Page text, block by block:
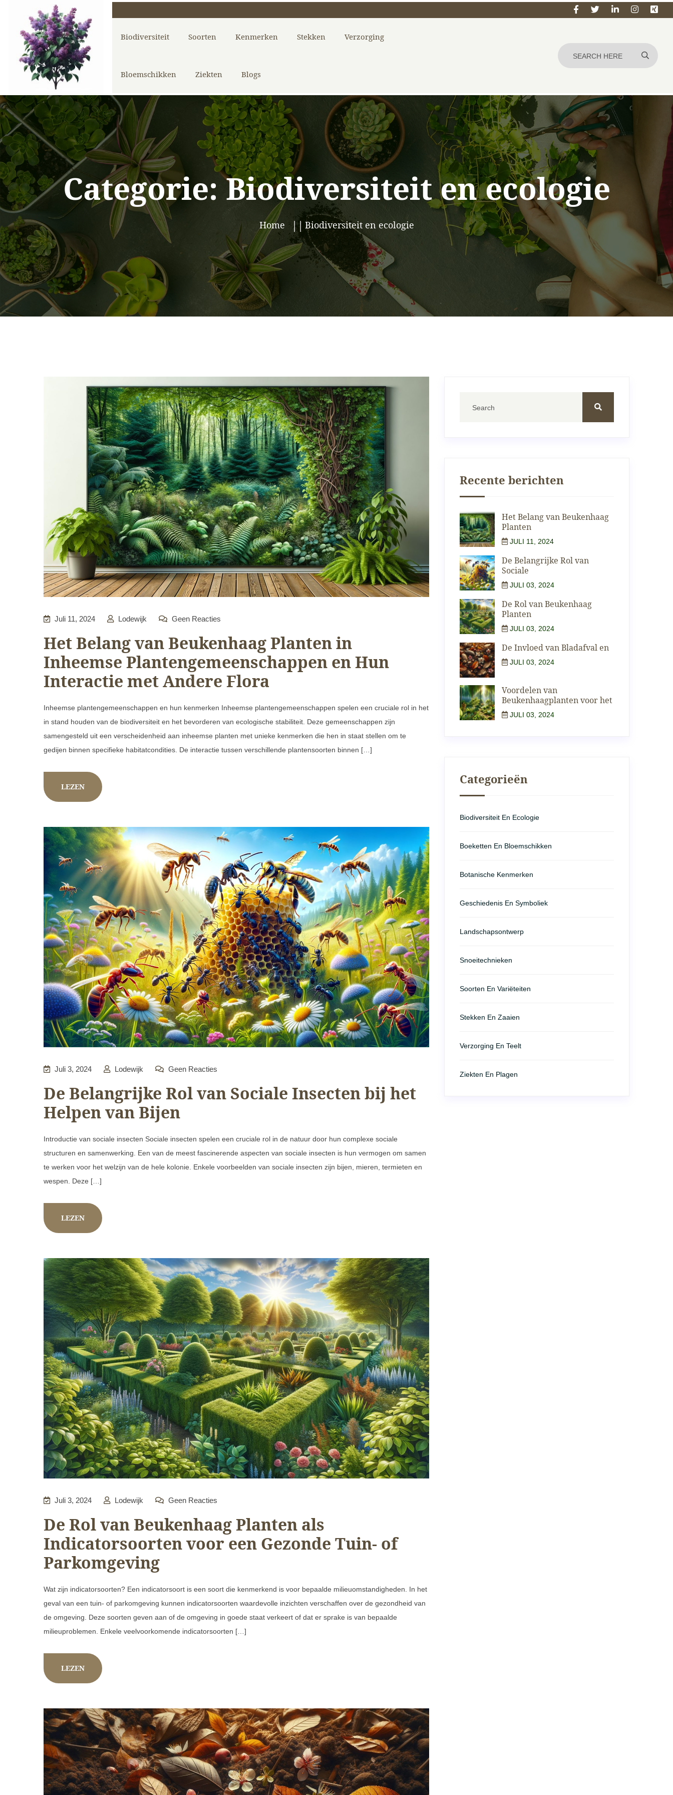
Biodiversiteit Soorten Kenmerken Stekken Verzorging
Bloemschikken Ziekten Blogs
Categorie:Biodiversiteit en ecologie
Home Biodiversiteit en ecologie
Juli 11, 2024 Lodewijk Geen Reacties
Het Belang van Beukenhaag Planten in
Inheemse Plantengemeenschappen en Hun
Interactie met Andere Flora
Inheemse plantengemeenschappen en hun kenmerken Inheemse plantengemeenschappen spelen een cruciale rol in het
in stand houden van de biodiversiteit en het bevorderen van ecologische stabiliteit. Deze gemeenschappen zijn
samengesteld uit een verscheidenheid aan inheemse planten met unieke kenmerken die hen in staat stellen om te
gedijen binnen specifieke habitatcondities. De interactie tussen verschillende plantensoorten binnen […]
LEZEN
Juli 3, 2024 Lodewijk Geen Reacties
De Belangrijke Rol van Sociale Insecten bij het
Helpen van Bijen
Introductie van sociale insecten Sociale insecten spelen een cruciale rol in de natuur door hun complexe sociale
structuren en samenwerking. Een van de meest fascinerende aspecten van sociale insecten is hun vermogen om samen
te werken voor het welzijn van de hele kolonie. Enkele voorbeelden van sociale insecten zijn bijen, mieren, termieten en
wespen. Deze […]
LEZEN
Juli 3, 2024 Lodewijk Geen Reacties
De Rol van Beukenhaag Planten als
Indicatorsoorten voor een Gezonde Tuin- of
Parkomgeving
Wat zijn indicatorsoorten? Een indicatorsoort is een soort die kenmerkend is voor bepaalde milieuomstandigheden. In het
geval van een tuin- of parkomgeving kunnen indicatorsoorten waardevolle inzichten verschaffen over de gezondheid van
de omgeving. Deze soorten geven aan of de omgeving in goede staat verkeert of dat er sprake is van bepaalde
milieuproblemen. Enkele veelvoorkomende indicatorsoorten […]
LEZEN
Recente berichten
Het Belang van Beukenhaag
Planten
JULI 11, 2024
De Belangrijke Rol van
Sociale
JULI 03, 2024
De Rol van Beukenhaag
Planten
JULI 03, 2024
De Invloed van Bladafval en
JULI 03, 2024
Voordelen van
Beukenhaagplanten voor het
JULI 03, 2024
Categorieën
Biodiversiteit En Ecologie
Boeketten En Bloemschikken
Botanische Kenmerken
Geschiedenis En Symboliek
Landschapsontwerp
Snoeitechnieken
Soorten En Variëteiten
Stekken En Zaaien
Verzorging En Teelt
Ziekten En Plagen